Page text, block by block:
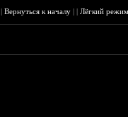
|Вернуться к началу ||Лёгкий